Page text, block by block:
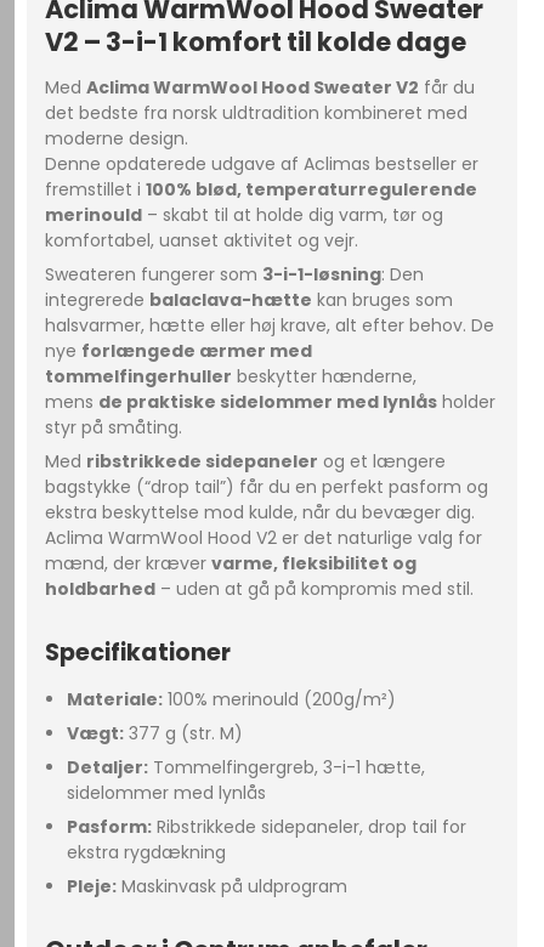
Aclima WarmWool Hood Sweater
V2 – 3-i-1 komfort til kolde dage
MedAclima WarmWool Hood Sweater V2 får du
det bedste fra norsk uldtradition kombineret med
moderne design.
Denne opdaterede udgave af Aclimas bestseller er
fremstillet i100% blød, temperaturregulerende
merinould – skabt til at holde dig varm, tør og
komfortabel, uanset aktivitet og vejr.
Sweateren fungerer som 3-i-1-løsning: Den
integrerede balaclava-hætte kan bruges som
halsvarmer, hætte eller høj krave, alt efter behov. De
nye forlængede ærmer med
tommelfingerhuller beskytter hænderne,
mens de praktiske sidelommer med lynlås holder
styr på småting.
Med ribstrikkede sidepaneler og et længere
bagstykke (“drop tail”) får du en perfekt pasform og
ekstra beskyttelse mod kulde, når du bevæger dig.
Aclima WarmWool Hood V2 er det naturlige valg for
mænd, der krævervarme, fleksibilitet og
holdbarhed – uden at gå på kompromis med stil.
Specifikationer
Materiale:100% merinould (200g/m²)
Vægt:377 g (str. M)
Detaljer:Tommelfingergreb, 3-i-1 hætte,
sidelommer med lynlås
Pasform:Ribstrikkede sidepaneler, drop tail for
ekstra rygdækning
Pleje:Maskinvask på uldprogram